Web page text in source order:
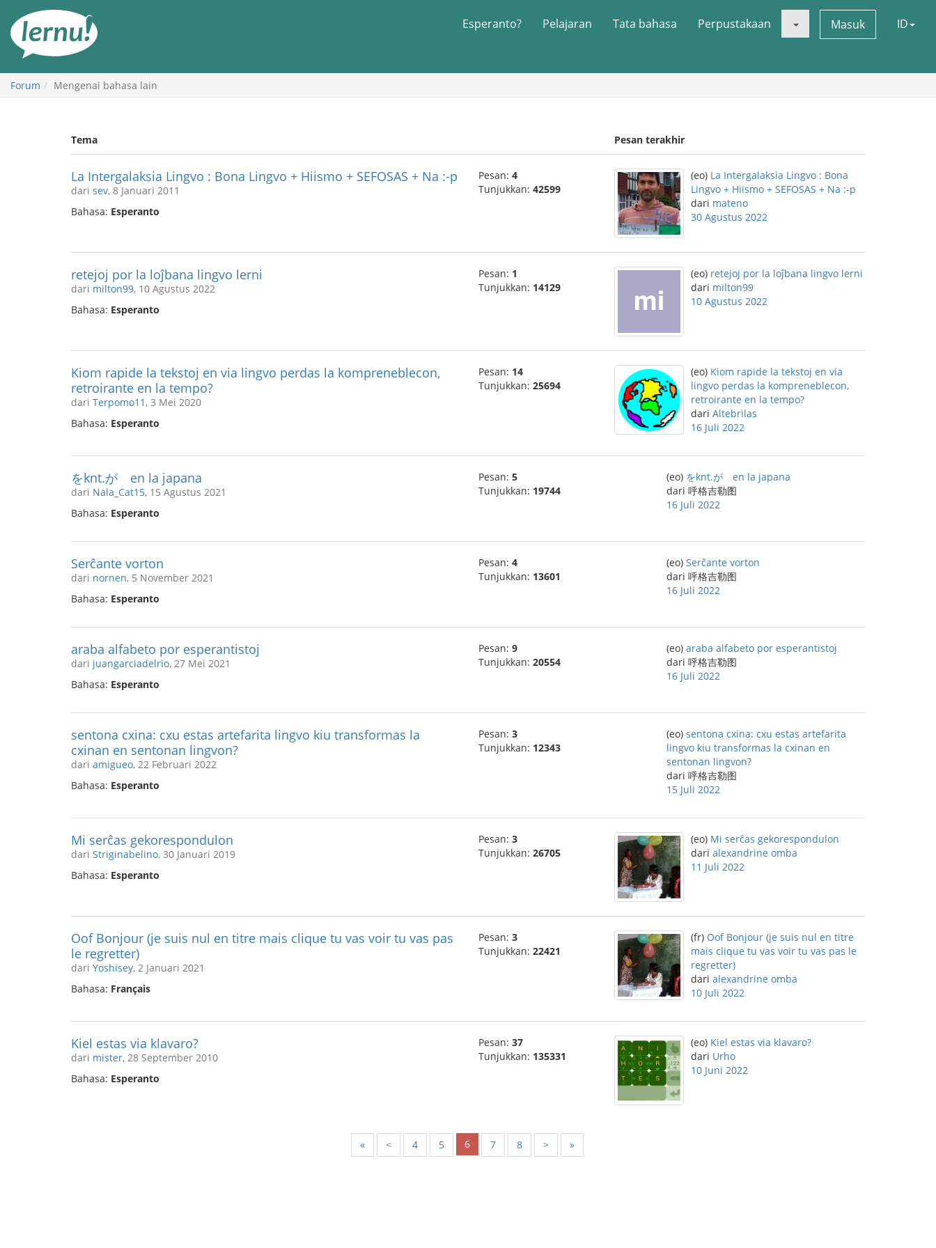
daftar
Esperanto? Pelajaran Tata bahasa Perpustakaan Masuk ID
Forum Mengenai bahasa lain
Tema Pesan terakhir
La Intergalaksia Lingvo : Bona Lingvo + Hiismo + SEFOSAS + Na :-p
dari sev, 8 Januari 2011
Bahasa: Esperanto
Pesan: 4
Tunjukkan: 42599
(eo) La Intergalaksia Lingvo : Bona
Lingvo + Hiismo + SEFOSAS + Na :-p
dari mateno
30 Agustus 2022
retejoj por la loĵbana lingvo lerni
dari milton99, 10 Agustus 2022
Bahasa: Esperanto
Pesan: 1
Tunjukkan: 14129
(eo) retejoj por la loĵbana lingvo lerni
dari milton99
10 Agustus 2022
Kiom rapide la tekstoj en via lingvo perdas la kompreneblecon,
retroirante en la tempo?
dari Terpomo11 , 3 Mei 2020
Bahasa: Esperanto
Pesan: 14
Tunjukkan: 25694
(eo) Kiom rapide la tekstoj en via
lingvo perdas la kompreneblecon,
retroirante en la tempo?
dari Altebrilas
16 Juli 2022
をknt.が en la japana
dari Nala_Cat15, 15 Agustus 2021
Bahasa: Esperanto
Pesan: 5
Tunjukkan: 19744
(eo) をknt.が en la japana
dari 呼格吉勒图
16 Juli 2022
Serĉante vorton
dari nornen, 5 November 2021
Bahasa: Esperanto
Pesan: 4
Tunjukkan: 13601
(eo) Serĉante vorton
dari 呼格吉勒图
16 Juli 2022
araba alfabeto por esperantistoj
dari juangarciadelrio, 27 Mei 2021
Bahasa: Esperanto
Pesan: 9
Tunjukkan: 20554
(eo) araba alfabeto por esperantistoj
dari 呼格吉勒图
16 Juli 2022
sentona cxina: cxu estas artefarita lingvo kiu transformas la
cxinan en sentonan lingvon?
dari amigueo, 22 Februari 2022
Bahasa: Esperanto
Pesan: 3
Tunjukkan: 12343
(eo) sentona cxina: cxu estas artefarita
lingvo kiu transformas la cxinan en
sentonan lingvon?
dari 呼格吉勒图
15 Juli 2022
Mi serĉas gekorespondulon
dari Striginabelino, 30 Januari 2019
Bahasa: Esperanto
Pesan: 3
Tunjukkan: 26705
(eo) Mi serĉas gekorespondulon
dari alexandrine omba
11 Juli 2022
Oof Bonjour (je suis nul en titre mais clique tu vas voir tu vas pas
le regretter)
dari Yoshisey, 2 Januari 2021
Bahasa: Français
Pesan: 3
Tunjukkan: 22421
(fr) Oof Bonjour (je suis nul en titre
mais clique tu vas voir tu vas pas le
regretter)
dari alexandrine omba
10 Juli 2022
Kiel estas via klavaro?
dari mister, 28 September 2010
Bahasa: Esperanto
Pesan: 37
Tunjukkan: 135331
(eo) Kiel estas via klavaro?
dari Urho
10 Juni 2022
« < 4 5 6 7 8 > »